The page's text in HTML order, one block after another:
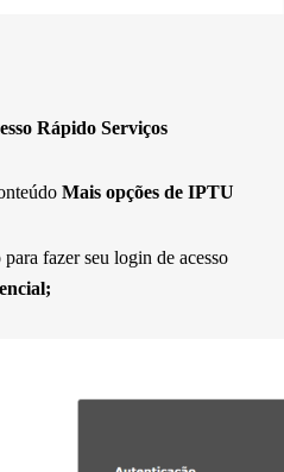
Rápido Serviços
Mais opções de IPTU
fazer seu login de acesso